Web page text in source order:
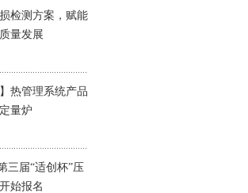
检测方案，赋能
量发展
热管理系统产品
量炉
三届“适创杯”压
始报名